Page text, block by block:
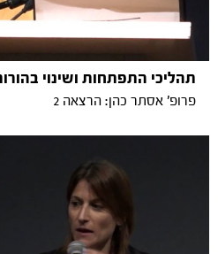
תהליכי התפתחות ושינוי
פרופ' אסתר כהן: הרצאה 2